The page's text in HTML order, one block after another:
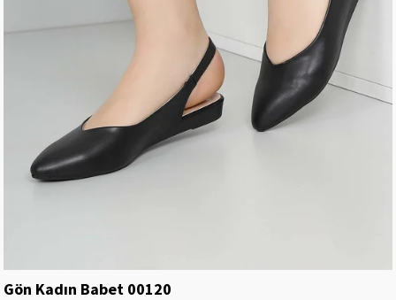
Gön Kadın Babet 00120